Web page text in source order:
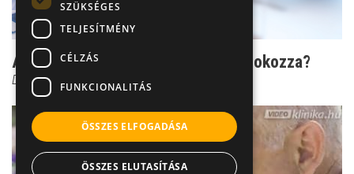
Asztma: lehet, hogy génelváltozás okozza?
Dr. Mucsi János
SZÜKSÉGES
TELJESÍTMÉNY
CÉLZÁS
FUNKCIONALITÁS
ÖSSZES ELFOGADÁSA
ÖSSZES ELUTASÍTÁSA